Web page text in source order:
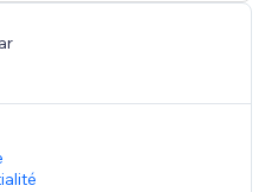
mettre en avant des
succès de votre boutique.